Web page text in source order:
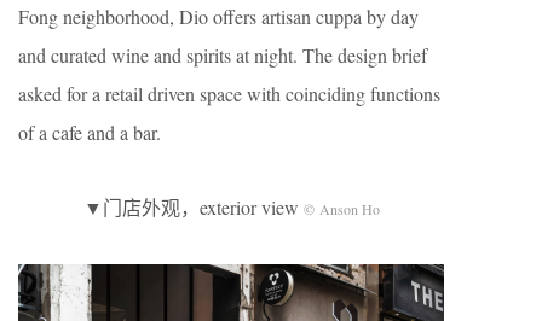
Fong neighborhood, Dio offers artisan cuppa by day
and curated wine and spirits at night. The design brief
asked for a retail driven space with coinciding functions
of a cafe and a bar.
▼门店外观，exterior view © Anson Ho